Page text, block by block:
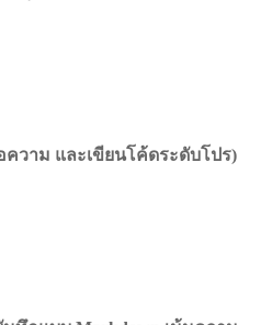
ความ และเขียนโค้ดระดับโปร)